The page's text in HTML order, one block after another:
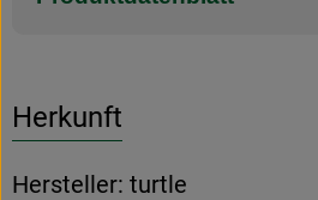
Herkunft
Hersteller: turtle